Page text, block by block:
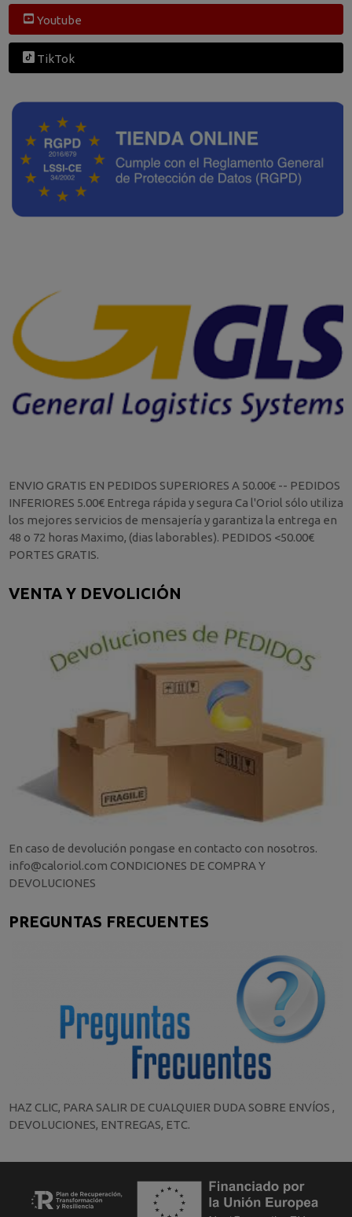
Youtube
TikTok
ENVIO GRATIS EN PEDIDOS SUPERIORES A 50.00€ -- PEDIDOS
INFERIORES 5.00€ Entrega rápida y segura Ca l'Oriol sólo utiliza
los mejores servicios de mensajería y garantiza la entrega en
48 o 72 horas Maximo, (dias laborables). PEDIDOS <50.00€
PORTES GRATIS.
VENTA Y DEVOLICIÓN
En caso de devolución pongase en contacto con nosotros.
info@caloriol.com CONDICIONES DE COMPRA Y
DEVOLUCIONES
PREGUNTAS FRECUENTES
HAZ CLIC, PARA SALIR DE CUALQUIER DUDA SOBRE ENVÍOS ,
DEVOLUCIONES, ENTREGAS, ETC.